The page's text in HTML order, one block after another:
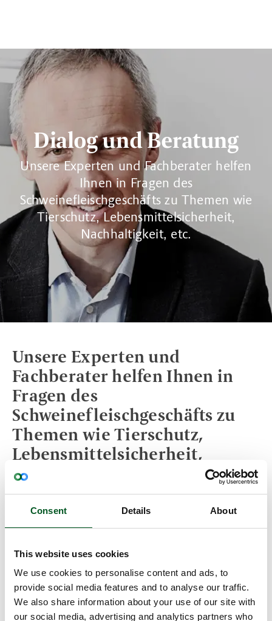
Consent Details About
This website uses cookies
We use cookies to personalise content and ads, to
provide social media features and to analyse our traffic.
We also share information about your use of our site with
our social media, advertising and analytics partners who
Dialog und Beratung
Unsere Experten und Fachberater helfen
Ihnen in Fragen des
Schweinefleischgeschäfts zu Themen wie
Tierschutz, Lebensmittelsicherheit,
Nachhaltigkeit, etc.
Unsere Experten und
Fachberater helfen Ihnen in
Fragen des
Schweinefleischgeschäfts zu
Themen wie Tierschutz,
Lebensmittelsicherheit,
Rückverfolgbarkeit,
Nachhaltigkeit, Vermarktung
etc.
Fachleuten aus allen Bereichen der
und Verarbeitung.
Im Dänischen Fachverband der Land- &